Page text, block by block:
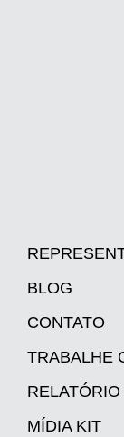
BLOG
CONTATO
TRABALHE
MÍDIA KIT